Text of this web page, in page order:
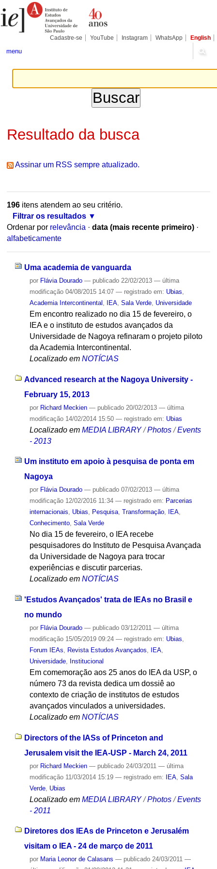
para
conteúdo.
Pessoais
Cadastre-se YouTube Instagram WhatsApp English
menu
Resultado da busca
Assinar um RSS sempre atualizado.
196itens atendem ao seu critério.
Filtrar os resultados
Ordenar por relevância · data (mais recente primeiro) ·
alfabeticamente
Uma academia de vanguarda
por Flávia Dourado — publicado22/02/2013 — última
modificação04/08/2015 14:07 — registrado em: Ubias
Academia Intercontinental
IEA, Sala Verde, Universidade
Em encontro realizado no dia 15 de fevereiro, o
IEA e o instituto de estudos avançados da
Universidade de Nagoya refinaram o projeto piloto
da Academia Intercontinental.
Localizado em NOTÍCIAS
Advanced research at the Nagoya University -
February 15, 2013
por Richard Meckien — publicado20/02/2013 — última
modificação14/02/2014 15:50 — registrado em: Ubias
Localizado em MEDIA LIBRARY /Photos /Events
- 2013
Um instituto em apoio à pesquisa de ponta em
Nagoya
por Flávia Dourado — publicado07/02/2013 — última
modificação12/02/2016 11:34 — registrado em: Parcerias
internacionais, Ubias, Pesquisa, Transformação, IEA,
Conhecimento, Sala Verde
No dia 15 de fevereiro, o IEA recebe
pesquisadores do Instituto de Pesquisa Avançada
da Universidade de Nagoya para trocar
experiências e discutir parcerias.
Localizado em NOTÍCIAS
'Estudos Avançados' trata de IEAs no Brasil e
no mundo
por Flávia Dourado — publicado03/12/2011 — última
modificação15/05/2019 09:24 — registrado em: Ubias,
Forum IEAs, Revista Estudos Avançados, IEA,
Universidade, Institucional
Em comemoração aos 25 anos do IEA da USP, o
número 73 da revista dedica um dossiê ao
contexto de criação de institutos de estudos
avançados vinculados a universidades.
Localizado em NOTÍCIAS
Directors of the IASs of Princeton and
Jerusalem visit the IEA-USP - March 24, 2011
por Richard Meckien — publicado24/03/2011 — última
modificação11/03/2014 15:19 — registrado em: IEA, Sala
Verde, Ubias
Localizado em MEDIA LIBRARY /Photos /Events
- 2011
Diretores dos IEAs de Princeton e Jerusalém
visitam o IEA - 24 de março de 2011
por Maria Leonor de Calasans — publicado24/03/2011 —